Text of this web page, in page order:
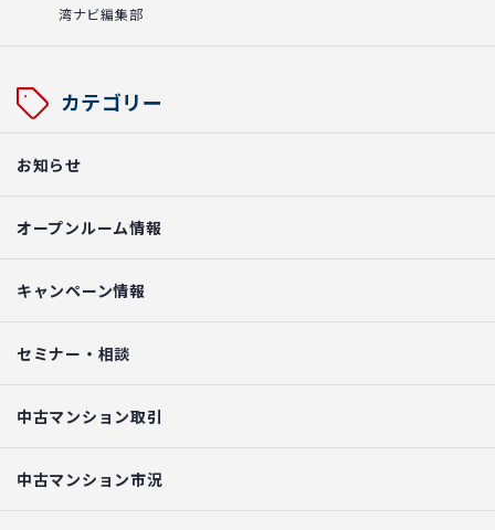
湾ナビ編集部
カテゴリー
お知らせ
オープンルーム情報
キャンペーン情報
セミナー・相談
中古マンション取引
中古マンション市況